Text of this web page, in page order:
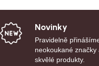
Novinky
Pravidelně
neokoukané značky
skvělé produkty.